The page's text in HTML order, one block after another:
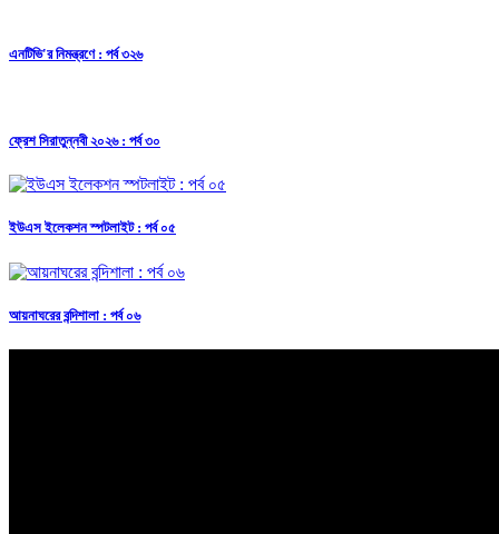
এনটিভি'র নিমন্ত্রণে : পর্ব ৩২৬
ফ্রেশ সিরাতুন্নবী ২০২৬ : পর্ব ৩০
ইউএস ইলেকশন স্পটলাইট : পর্ব ০৫
আয়নাঘরের বন্দিশালা : পর্ব ০৬